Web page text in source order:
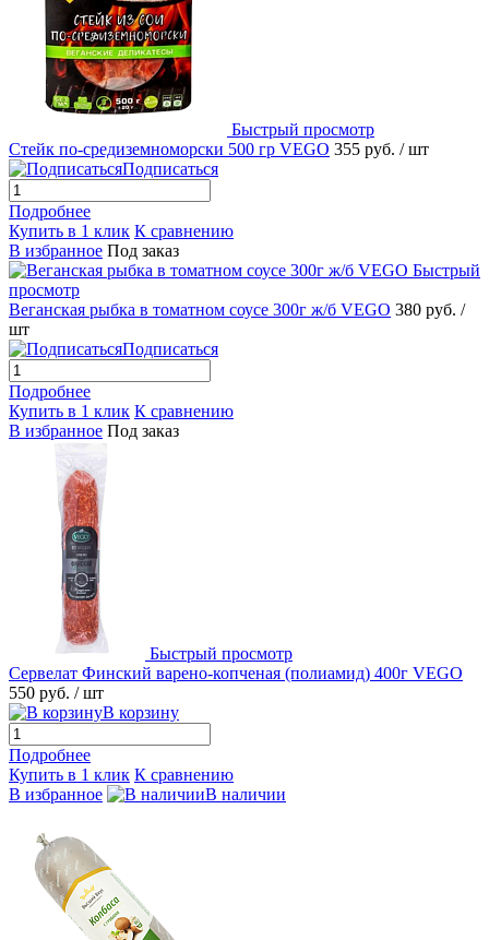
Быстрый просмотр
Стейк по-средиземноморски 500 гр VEGO 355 руб. / шт
Подписаться
Подробнее
Купить в 1 клик К сравнению
В избранное Под заказ
Быстрый
просмотр
Веганская рыбка в томатном соусе 300г ж/б VEGO 380 руб. /
шт
Подписаться
Подробнее
Купить в 1 клик К сравнению
В избранное Под заказ
Быстрый просмотр
Сервелат Финский варено-копченая (полиамид) 400г VEGO
550 руб. / шт
В корзину
Подробнее
Купить в 1 клик К сравнению
В избранное
В наличии